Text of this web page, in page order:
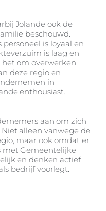
Jolande ook de
beschouwd.
personeel is loyaal en
is laag en
om overwerken
deze regio en
in
enthousiast.
aan om zich
alleen vanwege de
maar ook omdat er
met Gemeentelijke
en denken actief
bedrijf voorlegt.